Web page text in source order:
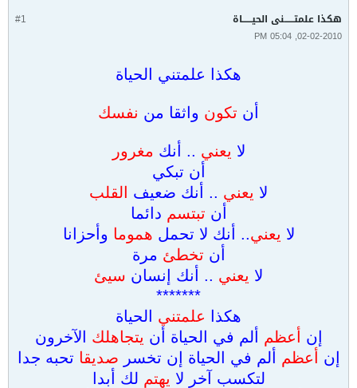
#1 هكذا علمتــــــنى الحيــــــاة
02-02-2010, 05:04 PM
هكذا علمتني الحياة
أن تكون واثقا من نفسك
لا يعني .. أنك مغرور
أن تبكي
لا يعني .. أنك ضعيف
القلب
أن تبتسم دائما
لا يعني.. أنك لا تحمل هموما وأحزانا
أن تخطئ مرة
لا يعني .. أنك إنسان سيئ
*******
هكذا علمتني الحياة
إن
أعظم ألم في الحياة أن يتجاهلك الآخرون
إن
أعظم ألم في الحياة إن تخسر صديقا تحبه جدا
لتكسب آخر لا يهتم لك أبدا